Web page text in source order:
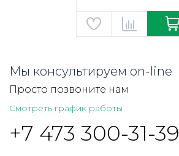
Мы консультируем on-line
Просто позвоните нам
Смотреть график работы
+7 473 300-31-39